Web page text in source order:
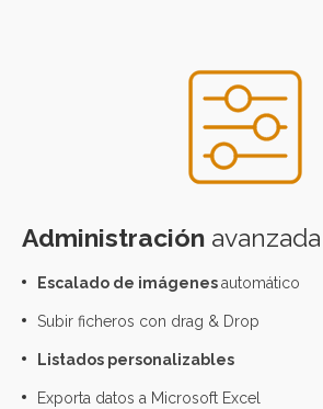
Administración avanzada
Escalado de imágenesautomático
Subir ficheros con drag & Drop
Listados personalizables
Exporta datos a Microsoft Excel